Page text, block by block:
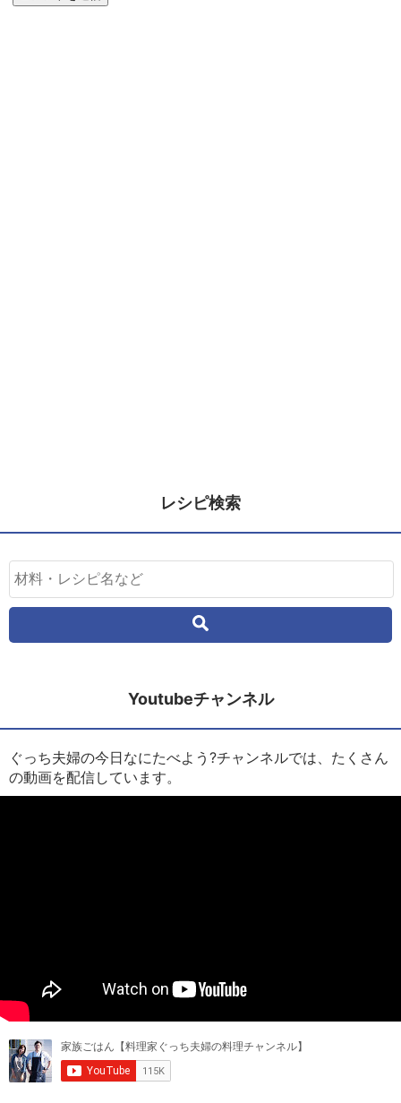
レシピ検索
Youtubeチャンネル
ぐっち夫婦の今日なにたべよう?チャンネルでは、たくさん
の動画を配信しています。